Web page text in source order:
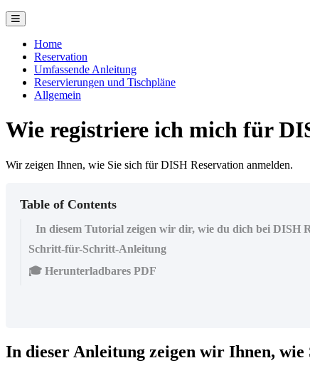
Home
Reservation
Umfassende Anleitung
Reservierungen und Tischpläne
Allgemein
Wie registriere ich mich für
Wir zeigen Ihnen, wie Sie sich für DISH Reservation anmelden.
Table of Contents
In diesem Tutorial zeigen wir dir, wie du dich bei DISH
Schritt-für-Schritt-Anleitung
🎓 Herunterladbares PDF
In dieser Anleitung zeigen wir Ihnen,